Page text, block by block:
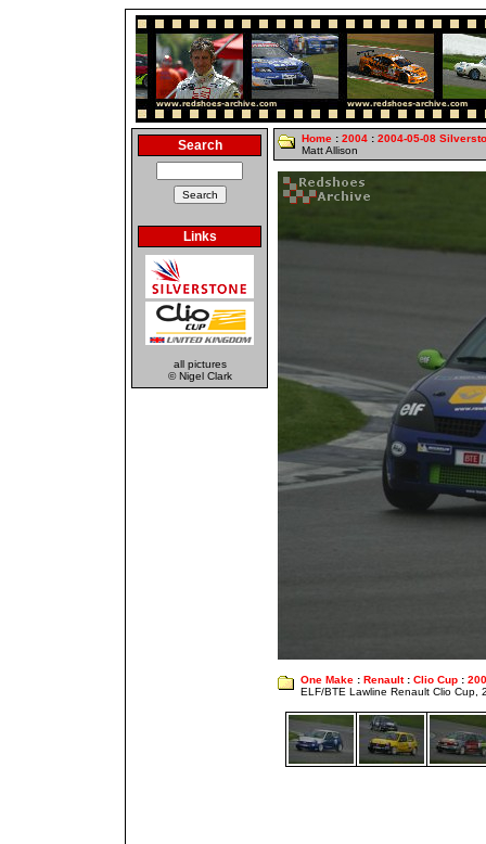
Search
Links
all pictures
© Nigel Clark
Home : 2004 : 2004-05-08
Matt Allison
One Make : Renault: Clio Cup :
ELF/BTE Lawline Renault Clio Cup,